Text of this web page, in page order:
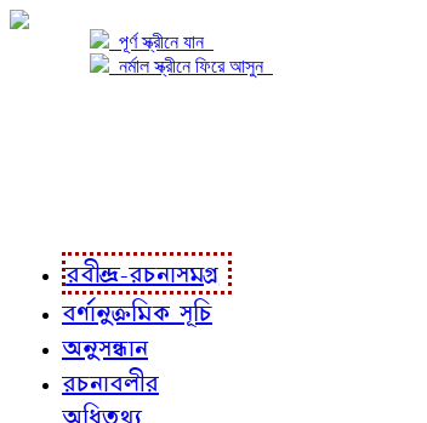
পূর্ণ স্ক্রীনে যান
নর্মাল স্ক্রীনে ফিরে আসুন
রবীন্দ্র-রচনাসমগ্র
বর্ণানুক্রমিক সূচি
অনুসন্ধান
রচনাবলীর
অধিতথ্য